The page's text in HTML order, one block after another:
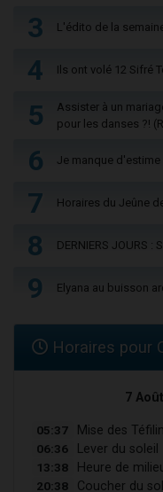
3 L'édito de la
4 Ils ont volé 12 Sifré
5
Assister à un
pour les danses ?!
6 Je manque
7 Horaires du Jeûne
8 DERNIERS JOURS :
9 Elyana au buisson
Horaires pour
7
05:37 Mise des
06:36 Lever du soleil
13:38 Heure de
20:38 Coucher du